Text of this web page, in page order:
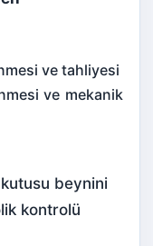
ve tahliyesi
ve mekanik
beynini
kontrolü